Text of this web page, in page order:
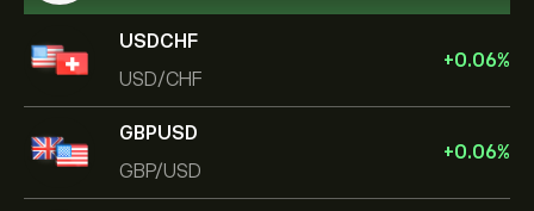
USDCHF
USD/CHF
+0.06%
GBPUSD
GBP/USD
+0.06%